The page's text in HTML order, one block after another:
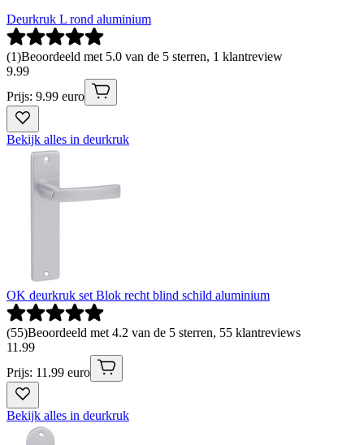
Deurkruk L rond aluminium
(1)Beoordeeld met 5.0 van de 5 sterren, 1 klantreview
9.99
Prijs: 9.99 euro
Bekijk alles in deurkruk
OK deurkruk set Blok recht blind schild aluminium
(55)Beoordeeld met 4.2 van de 5 sterren, 55 klantreviews
11 .99
Prijs: 11.99 euro
Bekijk alles in deurkruk